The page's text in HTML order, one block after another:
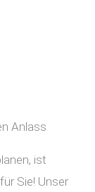
Anlass
ist
Sie! Unser